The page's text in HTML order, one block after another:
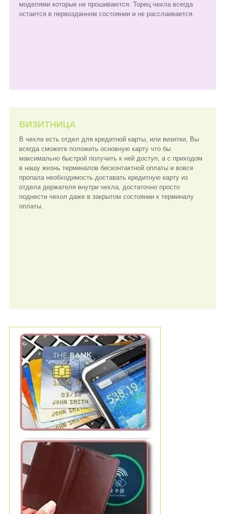
моделями которые не прошиваются. Торец чехла всегда
остается в первозданном состоянии и не расслаивается.
ВИЗИТНИЦА
В чехле есть отдел для кредитной карты, или визитки, Вы
всегда сможете положить основную карту что бы
максимально быстрой получить к ней доступ, а с приходом
в нашу жизнь терминалов бесконтактной оплаты и вовсе
пропала необходимость доставать кредитную карту из
отдела держателя внутри чехла, достаточно просто
поднести чехол даже в закрытом состоянии к терминалу
оплаты.